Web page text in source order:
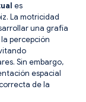
es
La motricidad
una grafía
percepción
Sin embargo,
espacial
de la